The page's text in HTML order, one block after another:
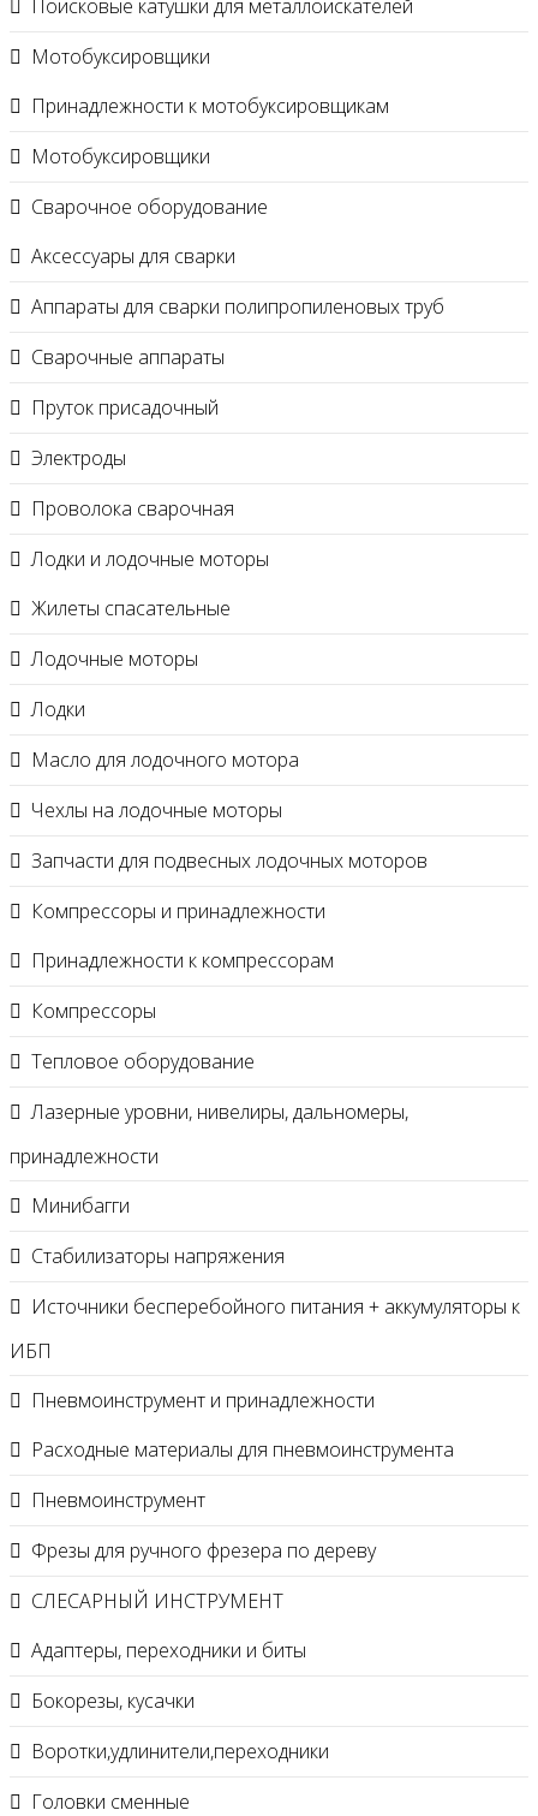
Поисковые катушки для металлоискателей
Мотобуксировщики
Принадлежности к мотобуксировщикам
Мотобуксировщики
Сварочное оборудование
Аксессуары для сварки
Аппараты для сварки полипропиленовых труб
Сварочные аппараты
Пруток присадочный
Электроды
Проволока сварочная
Лодки и лодочные моторы
Жилеты спасательные
Лодочные моторы
Лодки
Масло для лодочного мотора
Чехлы на лодочные моторы
Запчасти для подвесных лодочных моторов
Компрессоры и принадлежности
Принадлежности к компрессорам
Компрессоры
Тепловое оборудование
Лазерные уровни, нивелиры, дальномеры,
принадлежности
Минибагги
Стабилизаторы напряжения
Источники бесперебойного питания + аккумуляторы к
ИБП
Пневмоинструмент и принадлежности
Расходные материалы для пневмоинструмента
Пневмоинструмент
Фрезы для ручного фрезера по дереву
СЛЕСАРНЫЙ ИНСТРУМЕНТ
Адаптеры, переходники и биты
Бокорезы, кусачки
Воротки,удлинители,переходники
Головки сменные